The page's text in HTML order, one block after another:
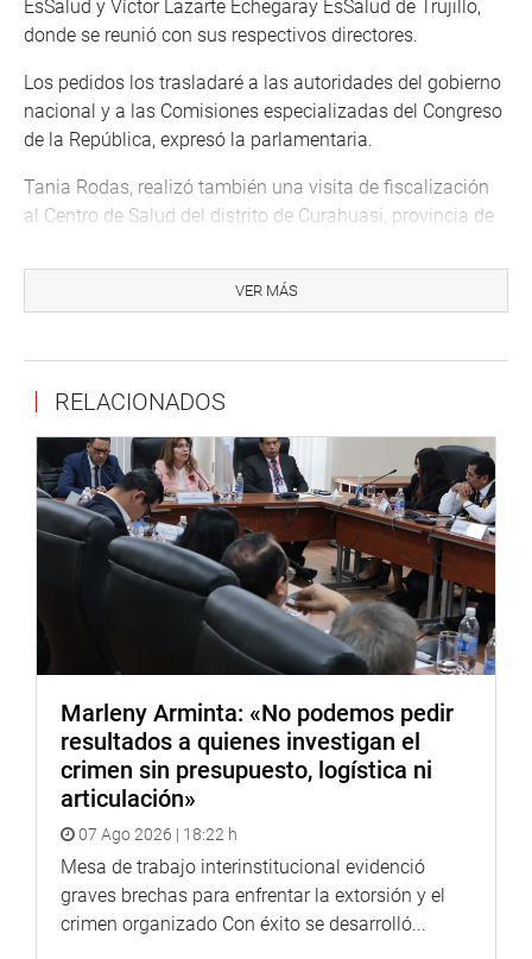
EsSalud y Víctor Lazarte Echegaray EsSalud de Trujillo,
donde se reunió con sus respectivos directores.
Los pedidos los trasladaré a las autoridades del gobierno
nacional y a las Comisiones especializadas del Congreso
de la República, expresó la parlamentaria.
Tania Rodas, realizó también una visita de fiscalización
al Centro de Salud del distrito de Curahuasi, provincia de
distrito de Tamburco y participó en la ceremonia por el
148 Aniversario de creación política del Departamento de
inauguración de la planta de oxígeno medicinal y Unidad
de Hemodiálisis del Hospital II de Abancay de EsSalud-
Apurímac y del Policlínico “Virgen de Cocharcas” e
inspeccionó la instalación del Hospital Temporal COVID-
19, en el Coliseo Cirilo Vásquez Olano, en la provincia de
Chincheros, Apurímac.
Lima, 30 de abril de 2021
VER MÁS
RELACIONADOS
Marleny Arminta: «No podemos pedir
resultados a quienes investigan el
crimen sin presupuesto, logística ni
articulación»
07 Ago 2026 | 18:22 h
Mesa de trabajo interinstitucional evidenció
graves brechas para enfrentar la extorsión y el
crimen organizado Con éxito se desarrolló...